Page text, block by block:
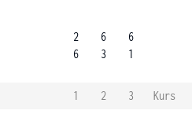
2
6
6
3
6
1
1 2 3
Kurs